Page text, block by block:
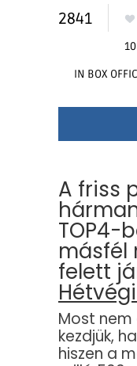
2841
10
IN BOX
A friss
TOP4-
másfél
felett
Most
kezdjük,
hiszen a